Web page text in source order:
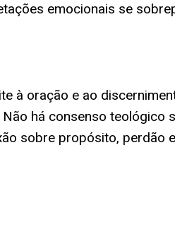
emocionais se
à oração e ao
há consenso teológico
sobre propósito, perdão